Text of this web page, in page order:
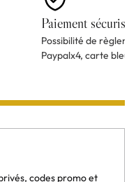
Paiement sécurisé
Possibilité de
Paypalx4, carte
codes promo et